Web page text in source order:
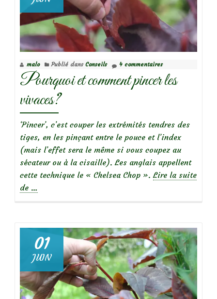
malo Publié dans Conseils 4 commentaires
Pourquoi et comment pincer les
vivaces?
‘Pincer’, c’est couper les extrémités tendres des
tiges, en les pinçant entre le pouce et l’index
(mais l’effet sera le même si vous coupez au
sécateur ou à la cisaille). Les anglais appellent
cette technique le « Chelsea Chop ». Lire la suite
de
comment
pincer
les
vivaces?
…
01
JUIN